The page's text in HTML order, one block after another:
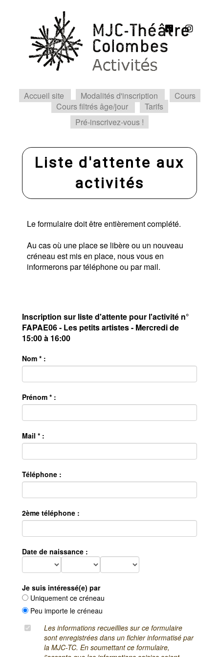
Accueil site Modalités d'inscription
Cours
Cours filtrés âge/jour
Tarifs
Pré-inscrivez-vous !
Liste d'attente aux
activités
Le formulaire doit être entièrement complété.
Au cas où une place se libère ou un nouveau
créneau est mis en place, nous vous en
informerons par téléphone ou par mail.
Inscription sur liste d'attente pour l'activité n°
FAPAE06 - Les petits artistes - Mercredi de
15:00 à 16:00
Nom * :
Prénom * :
Mail * :
Téléphone :
2ème téléphone :
Date de naissance :
Je suis intéressé(e) par
Uniquement ce créneau
Peu importe le créneau
Les informations recueillies sur ce formulaire
sont enregistrées dans un fichier informatisé par
la MJC-TC. En soumettant ce formulaire,